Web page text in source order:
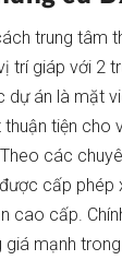
trung tâm
trí giáp với 2
dự án là mặt
tiện cho
các
cấp phép
cao cấp.
mạnh